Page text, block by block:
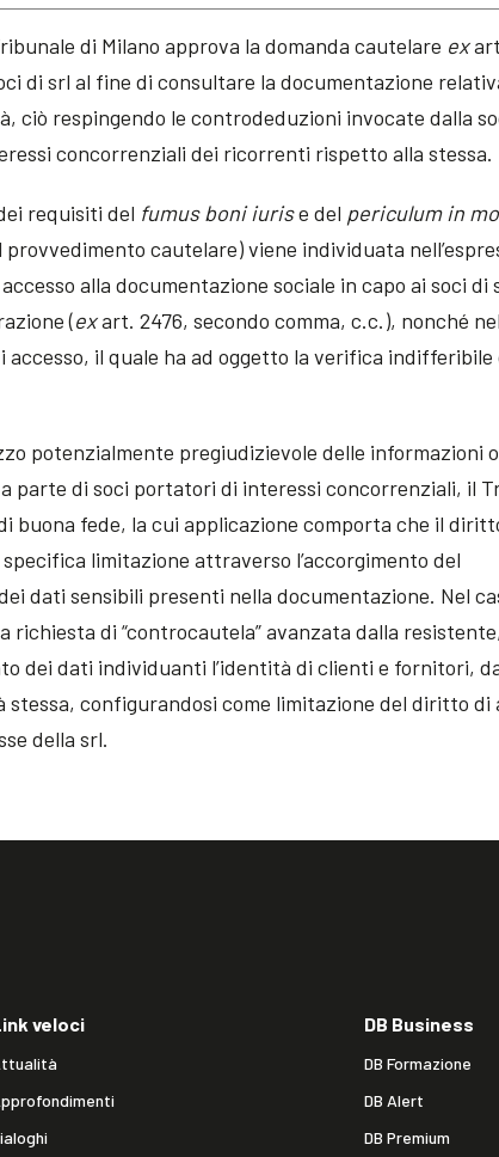
di Milano approva la domanda cautelare ex
di srl al fine di consultare la documentazione
ciò respingendo le controdeduzioni invocate dalla
concorrenziali dei ricorrenti rispetto alla stessa.
requisiti del fumus boni iurise del periculum in
provvedimento cautelare) viene individuata
alla documentazione sociale in capo ai soci di
(exart. 2476, secondo comma, c.c.), nonché
il quale ha ad oggetto la verifica indifferibile
potenzialmente pregiudizievole delle informazioni
parte di soci portatori di interessi concorrenziali, il
buona fede, la cui applicazione comporta che il
limitazione attraverso l’accorgimento del
dati sensibili presenti nella documentazione. Nel
richiesta di “controcautela” avanzata dalla resistente,
dei dati individuanti l’identità di clienti e fornitori,
stessa, configurandosi come limitazione del diritto di
della srl.
veloci DB Business
DB Formazione
DB Alert
DB Premium